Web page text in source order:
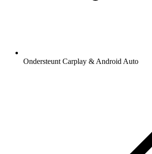
Ondersteunt Carplay & Android Auto